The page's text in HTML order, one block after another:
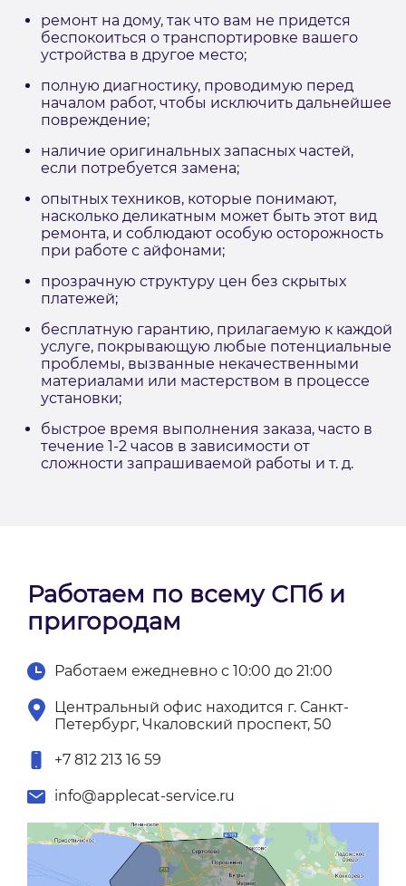
ремонт на дому, так что вам не придется
беспокоиться о транспортировке вашего
устройства в другое место;
полную диагностику, проводимую перед
началом работ, чтобы исключить дальнейшее
повреждение;
наличие оригинальных запасных частей,
если потребуется замена;
опытных техников, которые понимают,
насколько деликатным может быть этот вид
ремонта, и соблюдают особую осторожность
при работе с айфонами;
прозрачную структуру цен без скрытых
платежей;
бесплатную гарантию, прилагаемую к каждой
услуге, покрывающую любые потенциальные
проблемы, вызванные некачественными
материалами или мастерством в процессе
установки;
быстрое время выполнения заказа, часто в
течение 1-2 часов в зависимости от
сложности запрашиваемой работы и т. д.
Работаем по всему СПб и
пригородам
Работаем ежедневно с 10:00 до 21:00
Центральный офис находится г. Санкт-
Петербург, Чкаловский проспект, 50
+7 812 213 16 59
info@applecat-service.ru